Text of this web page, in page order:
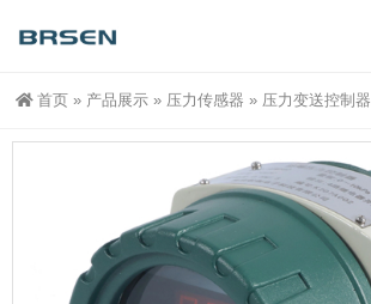
首页 » 产品展示 » 压力传感器 » 压力变送控制器